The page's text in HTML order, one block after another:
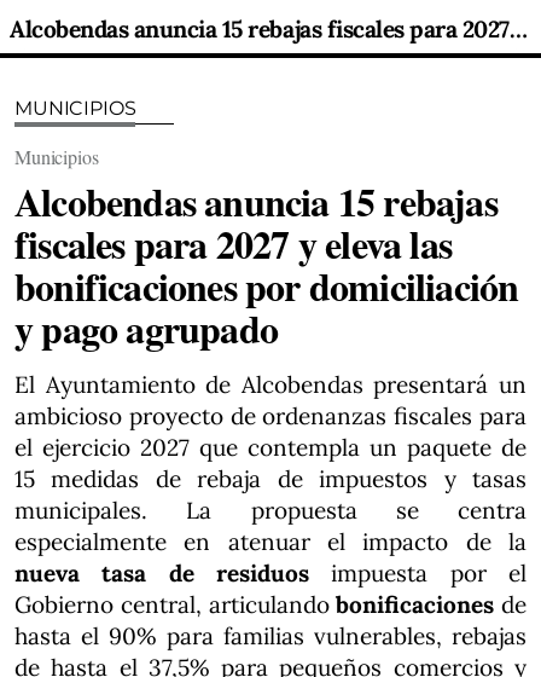
Alcobendas anuncia 15 rebajas fiscales para 2027 y eleva las bonificaciones por domiciliación y pago agrupado
MUNICIPIOS
Municipios
Alcobendas anuncia 15 rebajas
fiscales para 2027 y eleva las
bonificaciones por domiciliación
y pago agrupado
El Ayuntamiento de Alcobendas presentará un
ambicioso proyecto de ordenanzas fiscales para
el ejercicio 2027 que contempla un paquete de
15 medidas de rebaja de impuestos y tasas
municipales. La propuesta se centra
especialmente en atenuar el impacto de la
nueva tasa de residuos impuesta por el
Gobierno central, articulandobonificaciones de
hasta el 90% para familias vulnerables, rebajas
de hasta el 37,5% para pequeños comercios y